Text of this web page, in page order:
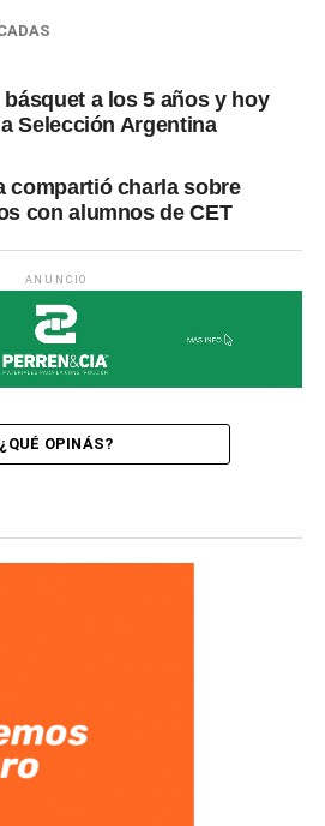
a los 5 años y hoy
Selección Argentina
compartió charla sobre
con alumnos de CET
ANUNCIO
¿QUÉ OPINÁS?